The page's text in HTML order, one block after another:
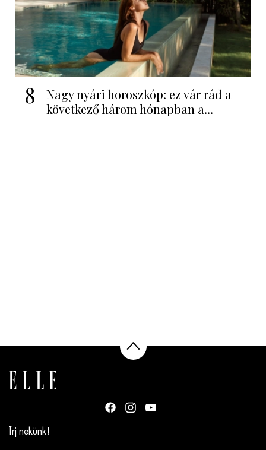
8
Nagy nyári horoszkóp: ez vár rád a
következő három hónapban a...
Írj nekünk!